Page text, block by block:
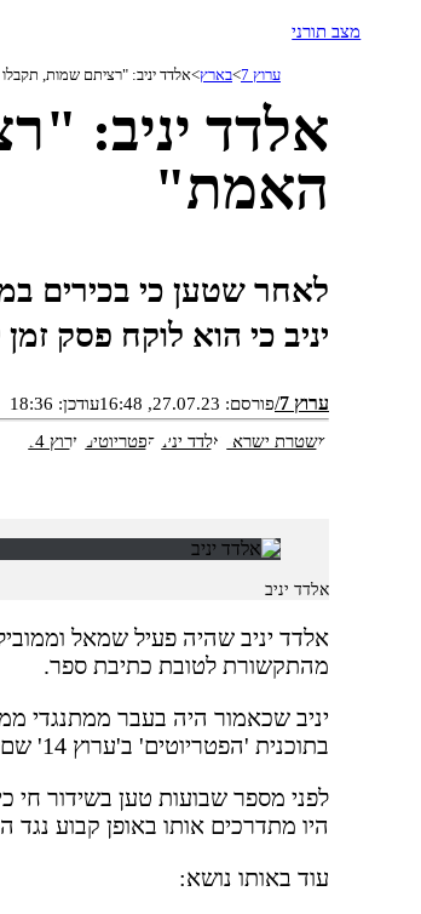
מצב תורני
ערוץ 7 בארץ אלדד יניב: "רציתם שמות,
אלדד יניב:
האמת"
לאחר שטען כי בכירים
יניב כי הוא לוקח פסק
ערוץ 7 פורסם: 27.07.23, 16:48 עודכן: 18:36
משטרת ישראל
אלדד יניב הפטריוטים ערוץ 14
אלדד יניב
אלדד יניב שהיה פעיל שמאל
מהתקשורת לטובת כתיבת ספר.
יניב שכאמור היה בעבר ממתנגדי
בתוכנית 'הפטריוטים' ב'ערוץ 14' שם הוא משמש כסממן השמאלי.
לפני מספר שבועות טען בשידור חי
היו מתדרכים אותו באופן קבוע
עוד באותו נושא: